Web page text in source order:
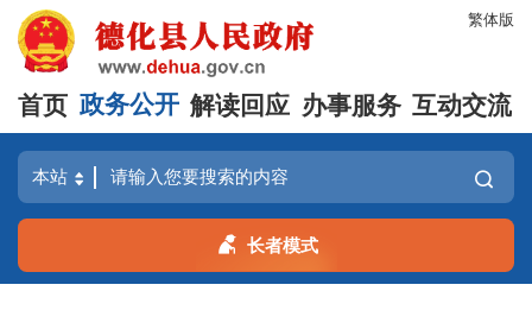
繁体版
首页 政务公开 解读回应 办事服务 互动交流
长者模式